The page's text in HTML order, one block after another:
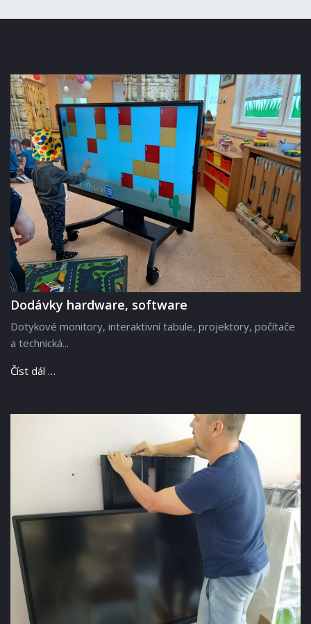
Dodávky hardware, software
Dotykové monitory, interaktivní tabule, projektory, počítače
a technická...
Číst dál …